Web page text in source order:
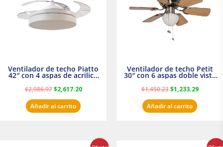
Ventilador de techo Piatto
42″ con 4 aspas de acrilico
transparente
$2,986.97 $2,617.20
Añadir al carrito
Ventilador de techo Petit
30″ con 6 aspas doble vista
Satinado Masterfan
$1,450.23 $1,233.29
Añadir al carrito